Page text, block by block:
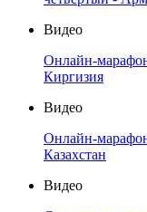
Видео
Онлайн-
Киргизия
Видео
Онлайн-
Казахстан
Видео